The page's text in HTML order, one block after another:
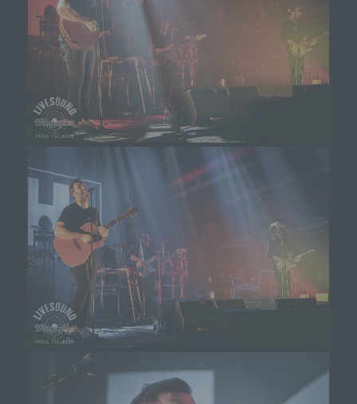
k) Einwilligung
Einwilligung ist jede von der betroffenen Person
freiwillig für den bestimmten Fall in informierter
Weise und unmissverständlich abgegebene
Willensbekundung in Form einer Erklärung oder
einer sonstigen eindeutigen bestätigenden
Handlung, mit der die betroffene Person zu
verstehen gibt, dass sie mit der Verarbeitung der
sie betreffenden personenbezogenen Daten
einverstanden ist.
Name und Anschrift des für die Verarbeitung
Verantwortlichen
Verantwortlicher im Sinne der Datenschutz-
Grundverordnung, sonstiger in den Mitgliedstaaten der
Europäischen Union geltenden Datenschutzgesetze
und anderer Bestimmungen mit
datenschutzrechtlichem Charakter ist die:
Michaela Mayerr
90491 Nürnberg